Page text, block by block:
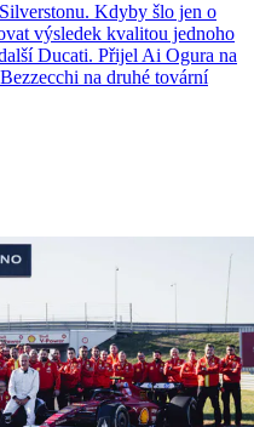
Kdyby šlo jen o
výsledek kvalitou jednoho
Ducati. Přijel Ai Ogura na
na druhé tovární